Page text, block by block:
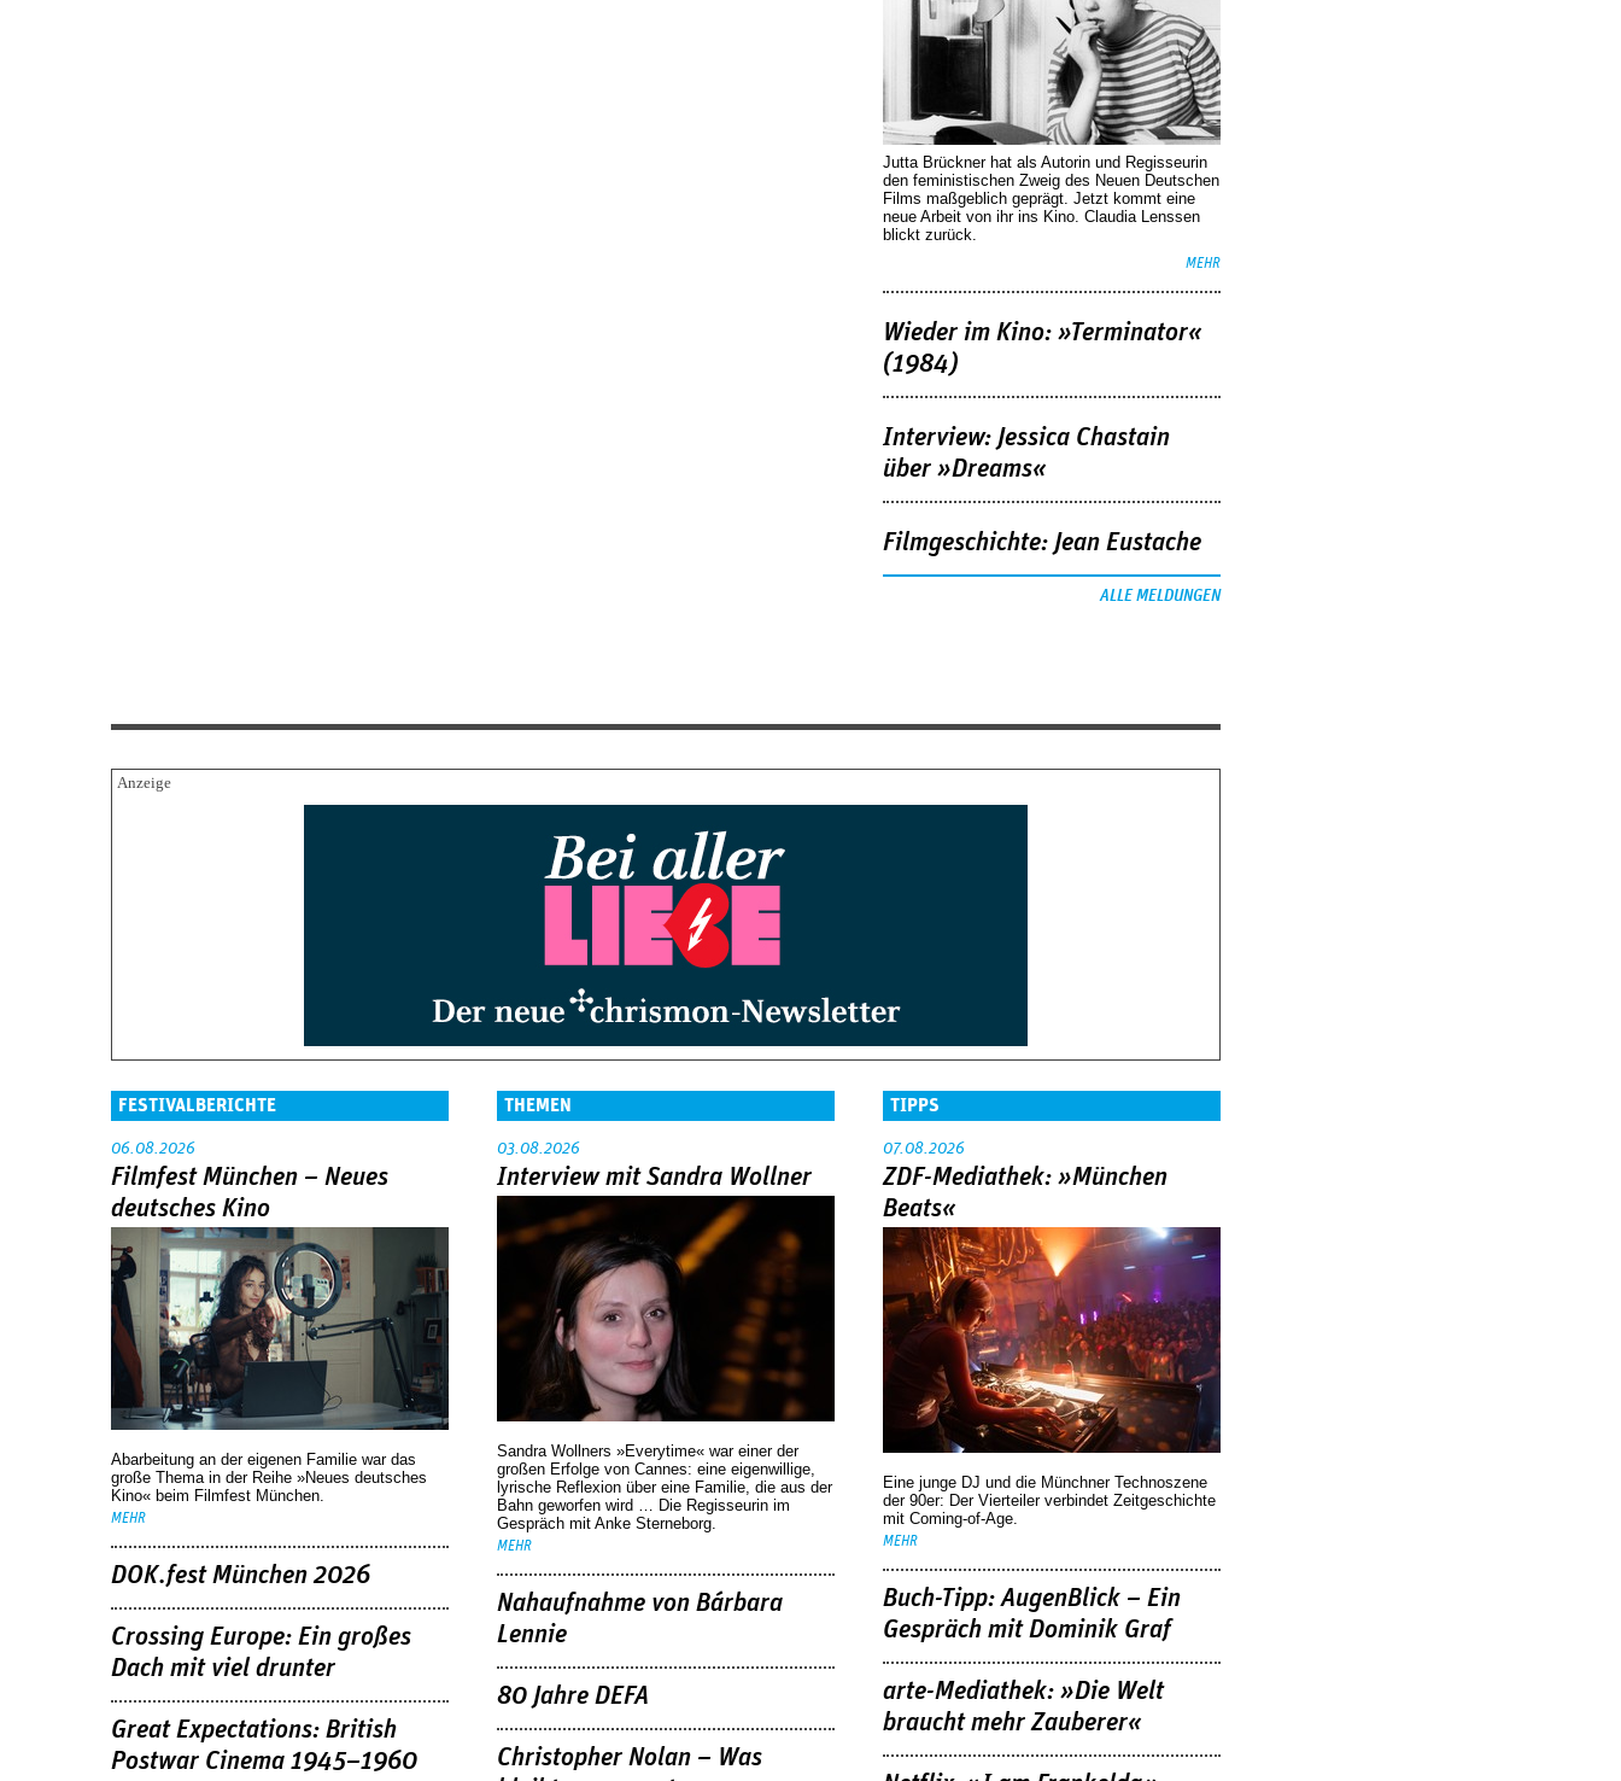
Jutta Brückner hat als Autorin und Regisseurin
den feministischen Zweig des Neuen Deutschen
Films maßgeblich geprägt. Jetzt kommt eine
neue Arbeit von ihr ins Kino. Claudia Lenssen
blickt zurück.
MEHR
Wieder im Kino: »Terminator«
(1984)
Interview: Jessica Chastain
über »Dreams«
Filmgeschichte: Jean Eustache
ALLE MELDUNGEN
FESTIVALBERICHTE
06.08.2026
Filmfest München – Neues
deutsches Kino
Abarbeitung an der eigenen Familie war das
große Thema in der Reihe »Neues deutsches
Kino« beim Filmfest München.
MEHR
DOK.fest München 2026
Crossing Europe: Ein großes
Dach mit viel drunter
Great Expectations: British
Postwar Cinema 1945–1960
THEMEN
03.08.2026
Interview mit Sandra Wollner
Sandra Wollners »Everytime« war einer der
großen Erfolge von Cannes: eine eigenwillige,
lyrische Reflexion über eine ­Familie, die aus der
Bahn geworfen wird … Die Regisseurin im
Gespräch mit Anke Sterneborg.
MEHR
Nahaufnahme von Bárbara
Lennie
80 Jahre DEFA
Christopher Nolan – Was
TIPPS
07.08.2026
ZDF-Mediathek: »München
Beats«
Eine junge DJ und die Münchner Technoszene
der 90er: Der Vierteiler verbindet Zeitgeschichte
mit Coming-of-Age.
MEHR
Buch-Tipp: AugenBlick – Ein
Gespräch mit Dominik Graf
arte-Mediathek: »Die Welt
braucht mehr Zauberer«